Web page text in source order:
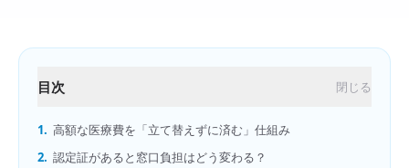
目次 閉じる
1. 高額な医療費を「立て替えずに済む」仕組み
2. 認定証があると窓口負担はどう変わる？